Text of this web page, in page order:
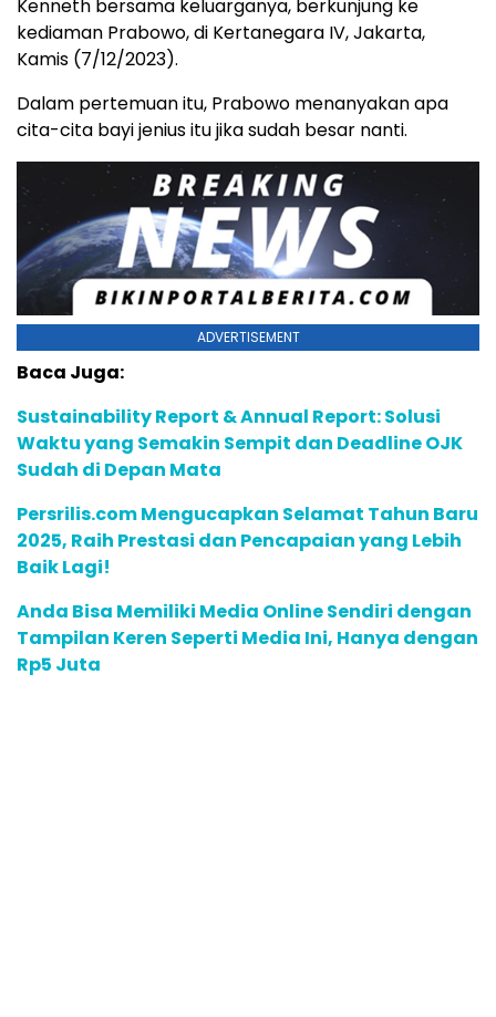
Kenneth bersama keluarganya, berkunjung ke
kediaman Prabowo, di Kertanegara IV, Jakarta,
Kamis (7/12/2023).
Dalam pertemuan itu, Prabowo menanyakan apa
cita-cita bayi jenius itu jika sudah besar nanti.
ADVERTISEMENT
Baca Juga:
Sustainability Report & Annual Report: Solusi
Waktu yang Semakin Sempit dan Deadline OJK
Sudah di Depan Mata
Persrilis.com Mengucapkan Selamat Tahun Baru
2025, Raih Prestasi dan Pencapaian yang Lebih
Baik Lagi!
Anda Bisa Memiliki Media Online Sendiri dengan
Tampilan Keren Seperti Media Ini, Hanya dengan
Rp5 Juta